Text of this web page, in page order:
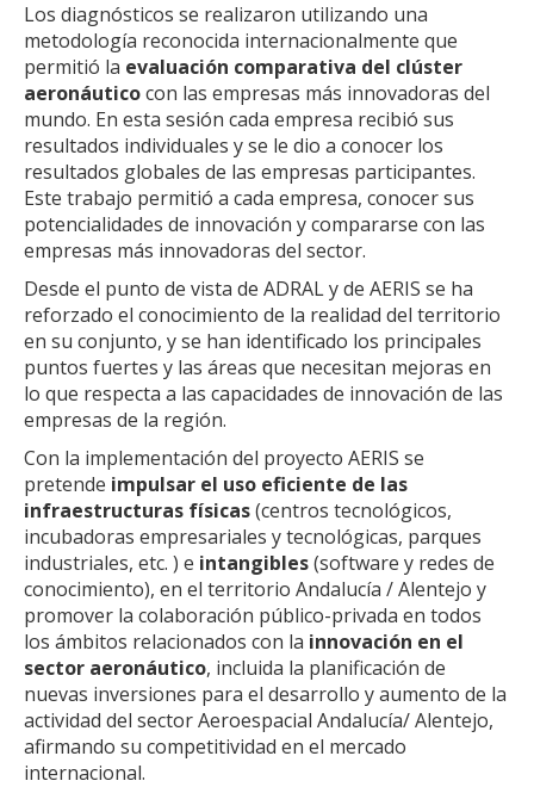
Los diagnósticos se realizaron utilizando una
metodología reconocida internacionalmente que
permitió la evaluación comparativa del clúster
aeronáuticocon las empresas más innovadoras del
mundo. En esta sesión cada empresa recibió sus
resultados individuales y se le dio a conocer los
resultados globales de las empresas participantes.
Este trabajo permitió a cada empresa, conocer sus
potencialidades de innovación y compararse con las
empresas más innovadoras del sector.
Desde el punto de vista de ADRAL y de AERIS se ha
reforzado el conocimiento de la realidad del territorio
en su conjunto, y se han identificado los principales
puntos fuertes y las áreas que necesitan mejoras en
lo que respecta a las capacidades de innovación de las
empresas de la región.
Con la implementación del proyecto AERIS se
pretende impulsar el uso eficiente de las
infraestructuras físicas(centros tecnológicos,
incubadoras empresariales y tecnológicas, parques
industriales, etc. ) e intangibles(software y redes de
conocimiento), en el territorio Andalucía / Alentejo y
promover la colaboración público-privada en todos
los ámbitos relacionados con la innovación en el
sector aeronáutico, incluida la planificación de
nuevas inversiones para el desarrollo y aumento de la
actividad del sector Aeroespacial Andalucía/ Alentejo,
afirmando su competitividad en el mercado
internacional.